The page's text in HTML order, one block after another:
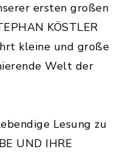
ersten großen
KÖSTLER
kleine und große
Welt der
Lesung zu
UND IHRE